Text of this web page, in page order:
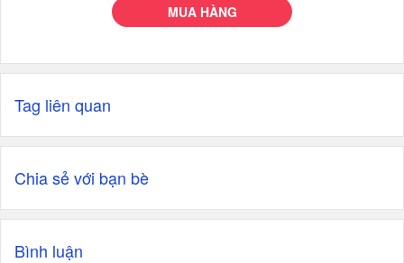
MUA HÀNG
Tag liên quan
Chia sẻ với bạn bè
Bình luận